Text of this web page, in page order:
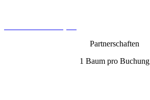
Partnerschaften
1 Baum pro Buchung